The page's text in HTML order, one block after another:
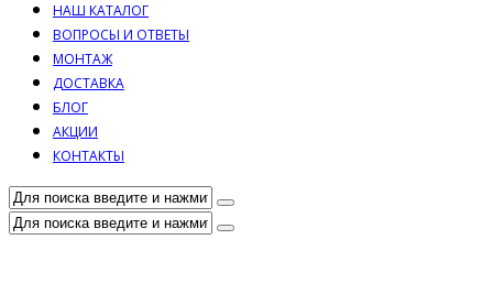
НАШ КАТАЛОГ
ВОПРОСЫ И ОТВЕТЫ
МОНТАЖ
ДОСТАВКА
БЛОГ
АКЦИИ
КОНТАКТЫ